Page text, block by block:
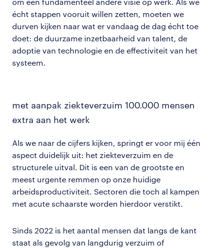
écht stappen vooruit willen zetten, moeten we
durven kijken naar wat er vandaag de dag écht toe
doet: de duurzame inzetbaarheid van talent, de
adoptie van technologie en de effectiviteit van het
systeem.
met aanpak ziekteverzuim 100.000 mensen
extra aan het werk
Als we naar de cijfers kijken, springt er voor mij één
aspect duidelijk uit: het ziekteverzuim en de
structurele uitval. Dit is een van de grootste en
meest urgente remmen op onze huidige
arbeidsproductiviteit. Sectoren die toch al kampen
met acute schaarste worden hierdoor verstikt.
Sinds 2022 is het aantal mensen dat langs de kant
staat als gevolg van langdurig verzuim of